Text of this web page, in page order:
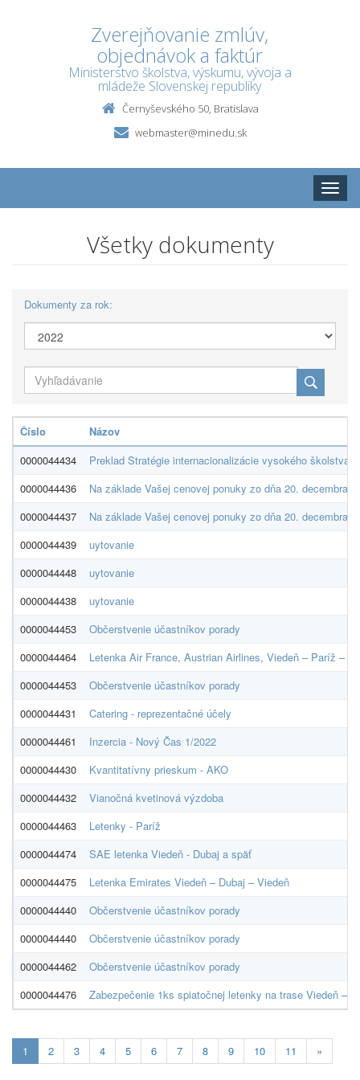
Zverejňovanie zmlúv,
objednávok a faktúr
Ministerstvo školstva, výskumu, vývoja a
mládeže Slovenskej republiky
Černyševského 50, Bratislava
webmaster@minedu.sk
Toggle
Všetky dokumenty
Dokumenty za rok:
Číslo
Názov
0000044434
Preklad Stratégie internacionalizácie vysokého školstva
0000044436
Na základe Vašej cenovej ponuky zo dňa 20. decembra
0000044437
Na základe Vašej cenovej ponuky zo dňa 20. decembra
0000044439
uytovanie
0000044448
uytovanie
0000044438
uytovanie
0000044453
Občerstvenie účastníkov porady
0000044464
Letenka Air France, Austrian Airlines, Viedeň – Paríž –
0000044453
Občerstvenie účastníkov porady
0000044431
Catering - reprezentačné účely
0000044461
Inzercia - Nový Čas 1/2022
0000044430
Kvantitatívny prieskum - AKO
0000044432
Vianočná kvetinová výzdoba
0000044463
Letenky - Paríž
0000044474
SAE letenka Viedeň - Dubaj a späť
0000044475
Letenka Emirates Viedeň – Dubaj – Viedeň
0000044440
Občerstvenie účastníkov porady
0000044440
Občerstvenie účastníkov porady
0000044462
Občerstvenie účastníkov porady
0000044476
Zabezpečenie 1ks spiatočnej letenky na trase Viedeň –
1 Aktualna-
stranka
2 3 4 5 6 7 8 9 10 11 »